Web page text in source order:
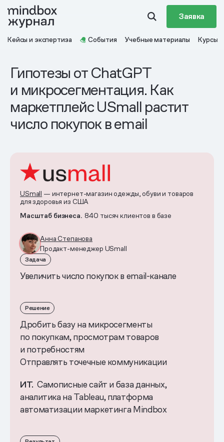
Заявка
Кейсы и экспертиза События Учебные материалы Курсы
Гипотезы от ChatGPT
и микросегментация. Как
маркетплейс USmall растит
число покупок в email
USmall — интернет-магазин одежды, обуви и товаров
для здоровья из США
Масштаб бизнеса. 840 тысяч клиентов в базе
Анна Степанова
Продакт-менеджер USmall
Задача
Увеличить число покупок в email-канале
Решение
Дробить базу на микросегменты
по покупкам, просмотрам товаров
и потребностям
Отправлять точечные коммуникации
ИТ.Самописные сайт и база данных,
аналитика на Tableau, платформа
автоматизации маркетинга Mindbox